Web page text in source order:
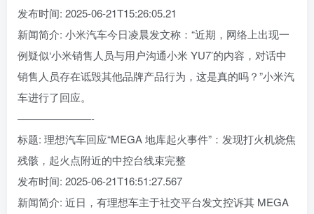
发布时间: 2025-06-21T15:26:05.21
新闻简介: 小米汽车今日凌晨发文称：“近期，网络上出现一
例疑似‘小米销售人员与用户沟通小米 YU7’的内容，对话中
销售人员存在诋毁其他品牌产品行为，这是真的吗？”小米汽
车进行了回应。
———————-
标题: 理想汽车回应“MEGA 地库起火事件”：发现打火机烧焦
残骸，起火点附近的中控台线束完整
发布时间: 2025-06-21T16:51:27.567
新闻简介: 近日，有理想车主于社交平台发文控诉其 MEGA